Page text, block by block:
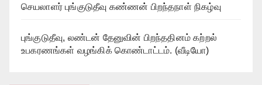
செயலாளர் புங்குடுதீவு கண்ணன் பிறந்தநாள் நிகழ்வு
புங்குடுதீவு, லண்டன் தேனுவின் பிறந்ததினம் கற்றல்
உபகரணங்கள் வழங்கிக் கொண்டாட்டம். (வீடியோ)